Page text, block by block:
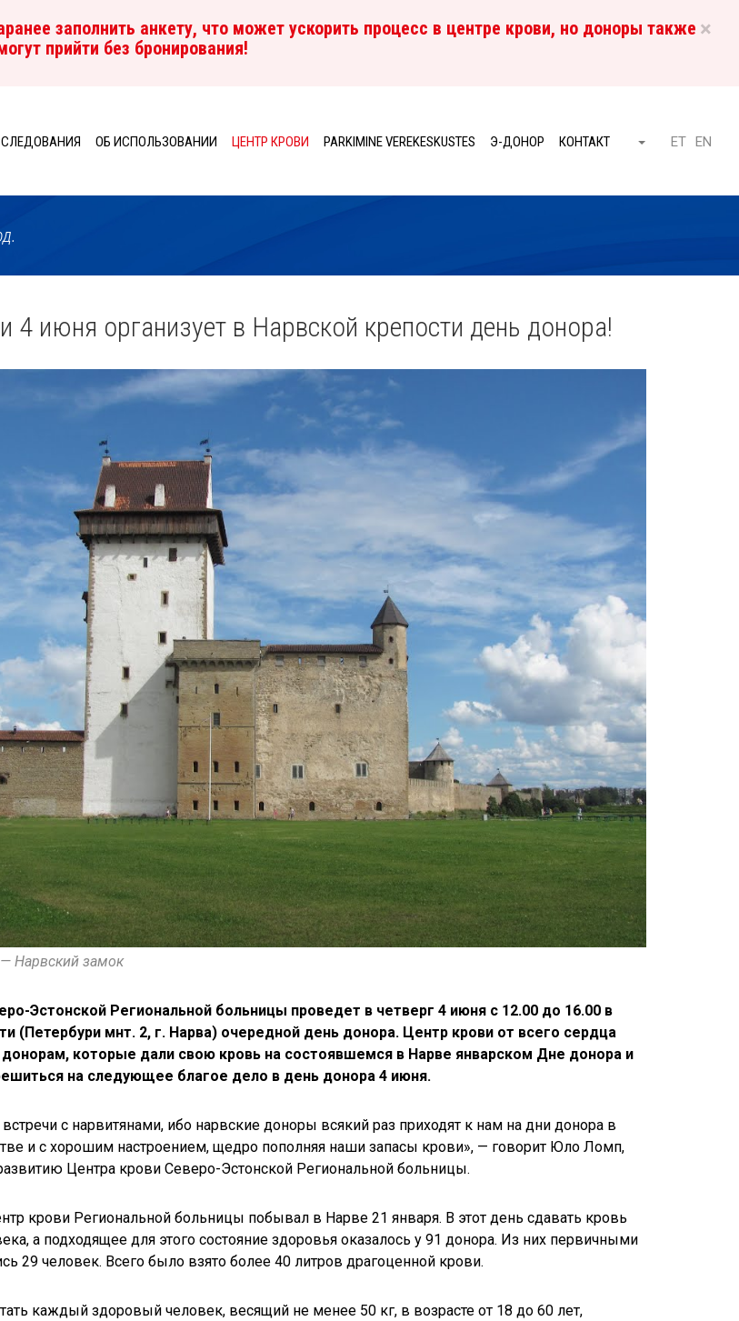
×
заполнить анкету, что может ускорить процесс в центре крови, но доноры также
прийти без бронирования!
ОБ ИСПОЛЬЗОВАНИИ ЦЕНТР КРОВИ PARKIMINE VEREKESKUSTES Э-ДОНОР КОНТАКТ Otsi ET
RU EN
4 июня организует в Нарвской крепости день донора!
Нарвский замок
Эстонской Региональной больницы проведет в четверг 4 июня с 12.00 до 16.00 в
(Петербури мнт. 2, г. Нарва) очередной день донора. Центр крови от всего сердца
донорам, которые дали свою кровь на состоявшемся в Нарве январском Дне донора и
на следующее благое дело в день донора 4 июня.
с нарвитянами, ибо нарвские доноры всякий раз приходят к нам на дни донора в
и с хорошим настроением, щедро пополняя наши запасы крови», — говорит Юло Ломп,
Центра крови Северо-Эстонской Региональной больницы.
крови Региональной больницы побывал в Нарве 21 января. В этот день сдавать кровь
а подходящее для этого состояние здоровья оказалось у 91 донора. Из них первичными
29 человек. Всего было взято более 40 литров драгоценной крови.
каждый здоровый человек, весящий не менее 50 кг, в возрасте от 18 до 60 лет,